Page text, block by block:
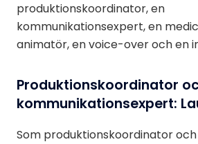
produktionskoordinator, en
kommunikationsexpert, en
animatör, en voice-over och en
Produktionskoordinator
kommunikationsexpert:
Som produktionskoordinator och